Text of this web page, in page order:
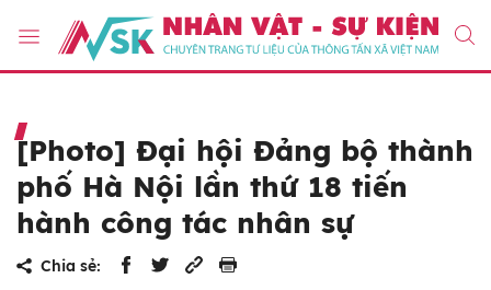
[Photo] Đại hội Đảng bộ thành
phố Hà Nội lần thứ 18 tiến
hành công tác nhân sự
Chia sẻ: